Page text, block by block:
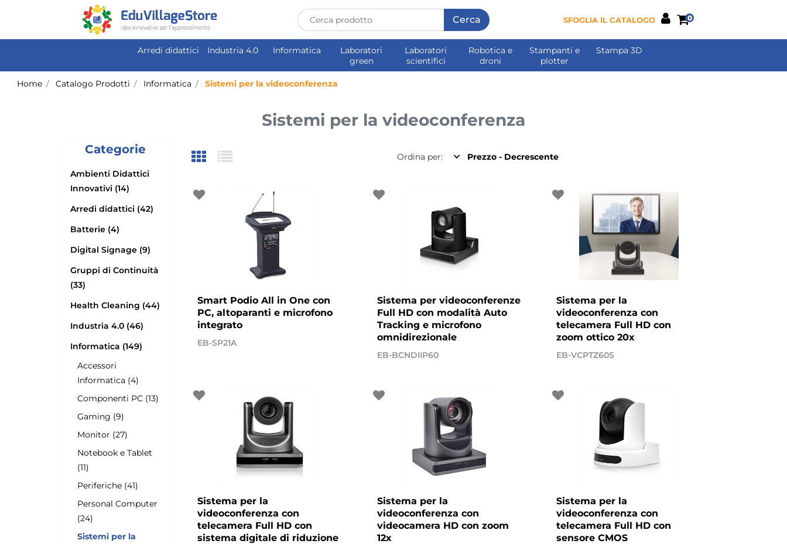
SFOGLIA IL CATALOGO 0
Arredi didattici Industria 4.0 Informatica
Laboratori
green
Laboratori
scientifici
Robotica e
droni
Stampanti e
plotter
Stampa 3D
Home Catalogo Prodotti Informatica Sistemi per la videoconferenza
Sistemi per la videoconferenza
Categorie
Ambienti Didattici
Innovativi (14)
Arredi didattici (42)
Batterie (4)
Digital Signage (9)
Gruppi di Continuità
(33)
Health Cleaning (44)
Industria 4.0 (46)
Informatica (149)
Accessori
Informatica (4)
Componenti PC (13)
Gaming (9)
Monitor (27)
Notebook e Tablet
(11)
Periferiche (41)
Personal Computer
(24)
Sistemi per la
Ordina per:
Smart Podio All in One con
PC, altoparanti e microfono
integrato
EB-SP21A
Sistema per videoconferenze
Full HD con modalità Auto
Tracking e microfono
omnidirezionale
EB-BCNDIIP60
Sistema per la
videoconferenza con
telecamera Full HD con
zoom ottico 20x
EB-VCPTZ60S
Sistema per la
videoconferenza con
telecamera Full HD con
sistema digitale di riduzione
Sistema per la
videoconferenza con
videocamera HD con zoom
12x
Sistema per la
videoconferenza con
telecamera Full HD con
sensore CMOS